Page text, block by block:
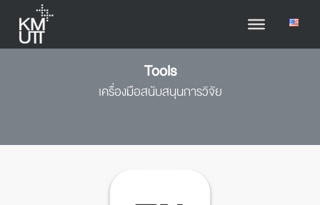
Tools
เครื่องมือสนับสนุนการวิจัย